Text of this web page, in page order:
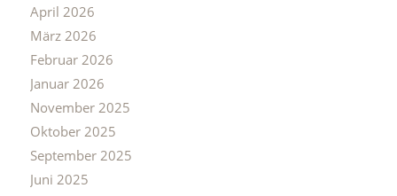
April 2026
März 2026
Februar 2026
Januar 2026
November 2025
Oktober 2025
September 2025
Juni 2025